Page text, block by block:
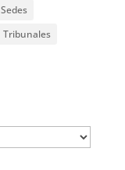
Sedes
Tribunales